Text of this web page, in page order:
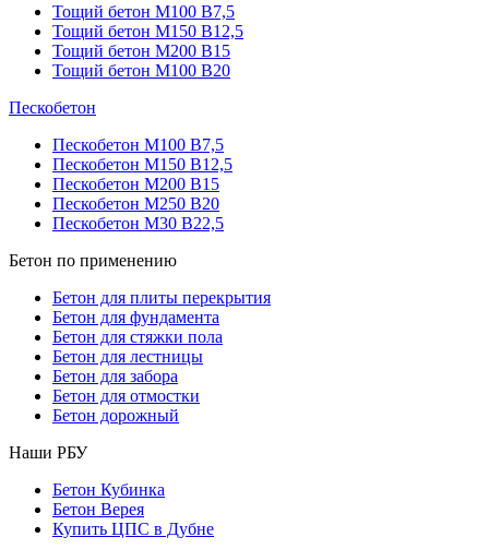
Тощий бетон М100 В7,5
Тощий бетон М150 В12,5
Тощий бетон М200 В15
Тощий бетон М100 В20
Пескобетон
Пескобетон М100 В7,5
Пескобетон М150 В12,5
Пескобетон М200 В15
Пескобетон М250 В20
Пескобетон М30 В22,5
Бетон по применению
Бетон для плиты перекрытия
Бетон для фундамента
Бетон для стяжки пола
Бетон для лестницы
Бетон для забора
Бетон для отмостки
Бетон дорожный
Наши РБУ
Бетон Кубинка
Бетон Верея
Купить ЦПС в Дубне